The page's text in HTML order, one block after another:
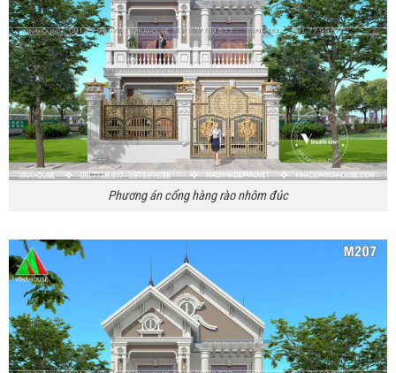
Phương án cổng hàng rào nhôm đúc